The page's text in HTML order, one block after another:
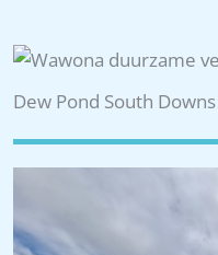
Dew Pond South Downs